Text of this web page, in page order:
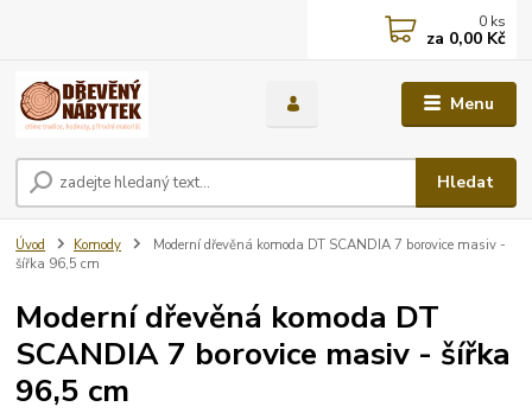
Menu
Hledat
0 ks
za 0,00 Kč
Úvod Komody
Moderní dřevěná komoda DT SCANDIA 7 borovice masiv -
šířka 96,5 cm
Moderní dřevěná komoda DT
SCANDIA 7 borovice masiv - šířka
96,5 cm